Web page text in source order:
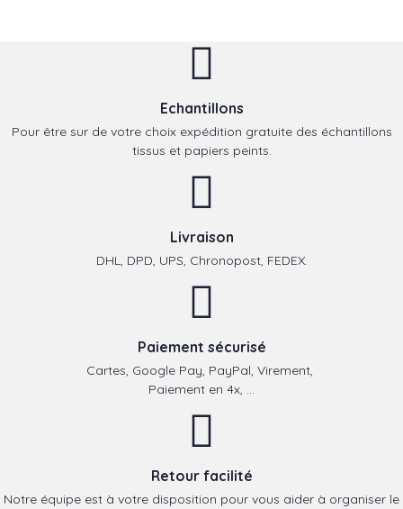
Echantillons
Pour être sur de votre choix expédition gratuite des échantillons
tissus et papiers peints.
Livraison
DHL, DPD, UPS, Chronopost, FEDEX.
Paiement sécurisé
Cartes, Google Pay, PayPal, Virement,
Paiement en 4x, ...
Retour facilité
Notre équipe est à votre disposition pour vous aider à organiser le